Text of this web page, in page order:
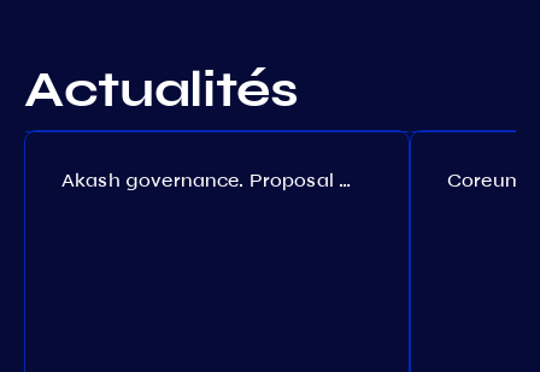
Actualités
Akash governance. Proposal №308